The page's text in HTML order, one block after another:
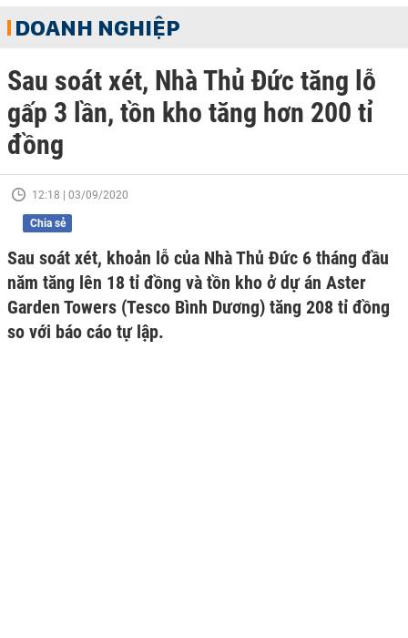
DOANH NGHIỆP
Sau soát xét, Nhà Thủ Đức tăng lỗ
gấp 3 lần, tồn kho tăng hơn 200 tỉ
đồng
12:18 | 03/09/2020
Chia sẻ
Sau soát xét, khoản lỗ của Nhà Thủ Đức 6 tháng đầu
năm tăng lên 18 tỉ đồng và tồn kho ở dự án Aster
Garden Towers (Tesco Bình Dương) tăng 208 tỉ đồng
so với báo cáo tự lập.